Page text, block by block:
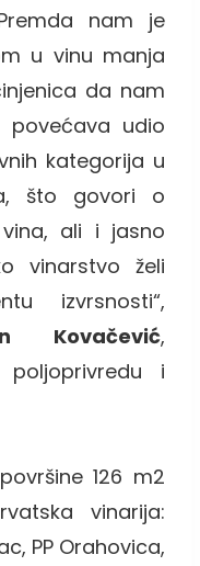
nam je
u vinu manja
da nam
povećava udio
kategorija u
što govori o
vina, ali i jasno
vinarstvo želi
izvrsnosti“,
Kovačević,
poljoprivredu i
126 m2
vinarija:
PP Orahovica,